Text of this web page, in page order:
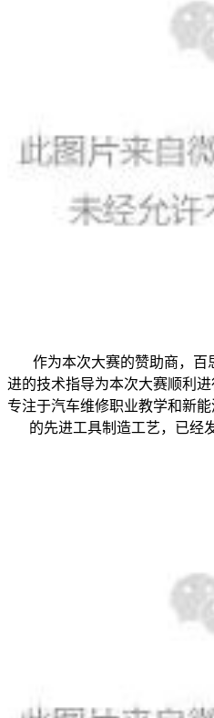
作为本次大赛的赞助商，百
进的技术指导为本次大赛顺利
专注于汽车维修职业教学和新
的先进工具制造工艺，已经